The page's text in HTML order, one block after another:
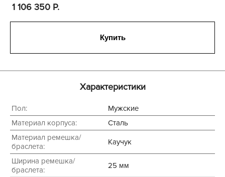
1 106 350 P.
Купить
Характеристики
Пол:
Мужские
Материал корпуса:
Сталь
Материал ремешка/
браслета:
Каучук
Ширина ремешка/
браслета:
25 мм